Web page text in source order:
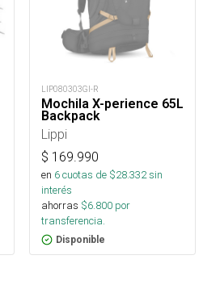
LIP080303GI-R
Mochila X-perience 65L
Backpack
Lippi
$ 169.990
en 6cuotas de $28.332sin
interés
ahorras $6.800 por
transferencia.
Disponible